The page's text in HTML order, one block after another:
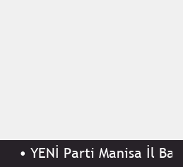
YENİ Parti Manisa İl